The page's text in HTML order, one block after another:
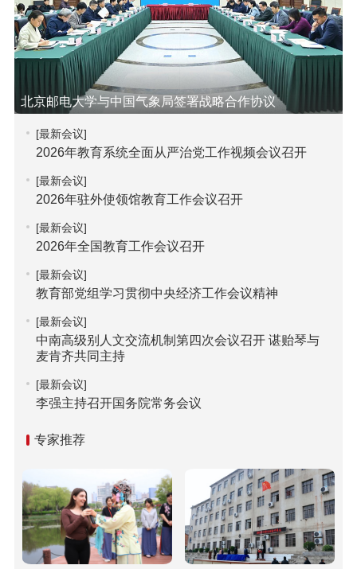
北京邮电大学与中国气象局签署战略合作协议
[最新会议]
2026年教育系统全面从严治党工作视频会议召开
[最新会议]
2026年驻外使领馆教育工作会议召开
[最新会议]
2026年全国教育工作会议召开
[最新会议]
教育部党组学习贯彻中央经济工作会议精神
[最新会议]
中南高级别人文交流机制第四次会议召开 谌贻琴与
麦肯齐共同主持
[最新会议]
李强主持召开国务院常务会议
专家推荐